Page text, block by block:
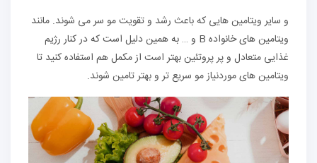
و سایر ویتامین هایی که باعث رشد و تقویت مو سر می شوند. مانند
ویتامین های خانواده B و … به همین دلیل است که در کنار رژیم
غذایی متعادل و پر پروتئین بهتر است از مکمل هم استفاده کنید تا
ویتامین های موردنیاز مو سریع تر و بهتر تامین شوند.